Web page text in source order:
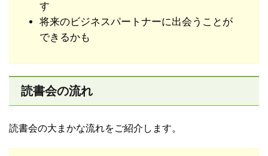
す
将来のビジネスパートナーに出会うことが
できるかも
読書会の流れ
読書会の大まかな流れをご紹介します。